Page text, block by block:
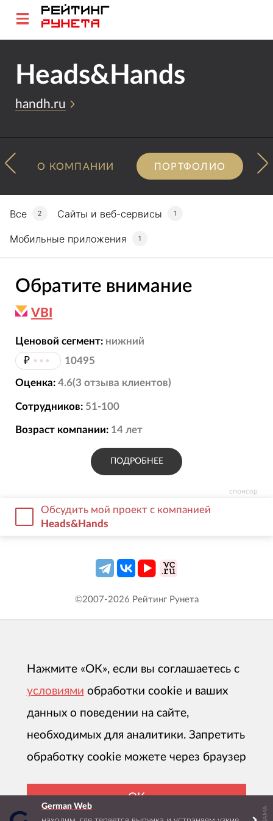
Heads&Hands
handh.ru
О КОМПАНИИ ПОРТФОЛИО
Все 2 Сайты и веб-сервисы 1
Мобильные приложения 1
спонсор
Обратите внимание
VBI
Ценовой сегмент: нижний
₽ ••• 10495
Оценка: 4.6(3 отзыва клиентов)
Сотрудников: 51-100
Возраст компании: 14 лет
ПОДРОБНЕЕ
Обсудить мой проект с компанией
Heads&Hands
German Web
©2007-2026 Рейтинг Рунета
Нажмите «ОК», если вы соглашаетесь с
условиями обработки cookie и ваших
данных о поведении на сайте,
необходимых для аналитики. Запретить
обработку cookie можете через браузер
ОК